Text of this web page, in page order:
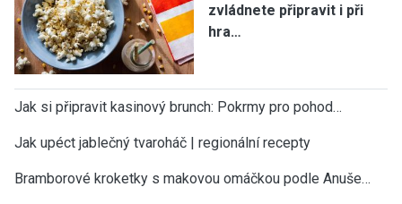
zvládnete připravit i při
hra…
Jak si připravit kasinový brunch: Pokrmy pro pohod…
Jak upéct jablečný tvaroháč | regionální recepty
Bramborové kroketky s makovou omáčkou podle Anuše…